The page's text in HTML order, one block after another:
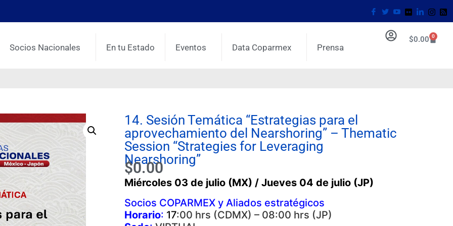
Socios Nacionales En tu Estado Eventos Data Coparmex Prensa
$0.00 0
14. Sesión Temática “Estrategias para el
aprovechamiento del Nearshoring” – Thematic
Session “Strategies for Leveraging
Nearshoring”
$0.00
Miércoles 03 de julio (MX) / Jueves 04 de julio (JP)
Socios COPARMEX y Aliados estratégicos
Horario: 17:00 hrs (CDMX) – 08:00 hrs (JP)